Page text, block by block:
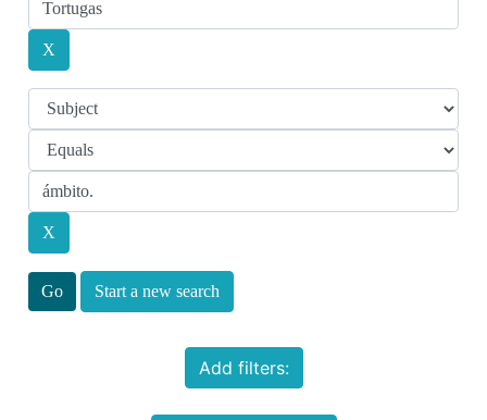
Start a new search
Add filters: